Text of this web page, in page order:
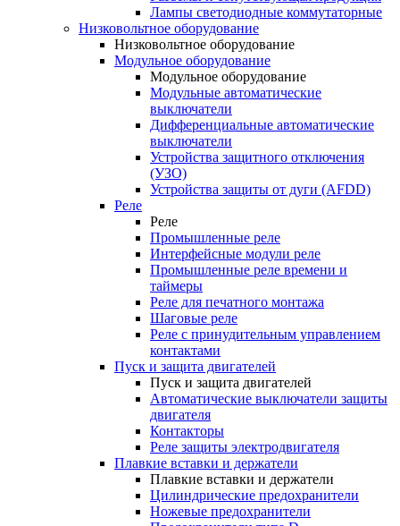
Лампы светодиодные коммутаторные
Низковольтное оборудование
Низковольтное оборудование
Модульное оборудование
Модульное оборудование
Модульные автоматические
выключатели
Дифференциальные автоматические
выключатели
Устройства защитного отключения
(УЗО)
Устройства защиты от дуги (AFDD)
Реле
Реле
Промышленные реле
Интерфейсные модули реле
Промышленные реле времени и
таймеры
Реле для печатного монтажа
Шаговые реле
Реле с принудительным управлением
контактами
Пуск и защита двигателей
Пуск и защита двигателей
Автоматические выключатели защиты
двигателя
Контакторы
Реле защиты электродвигателя
Плавкие вставки и держатели
Плавкие вставки и держатели
Цилиндрические предохранители
Ножевые предохранители